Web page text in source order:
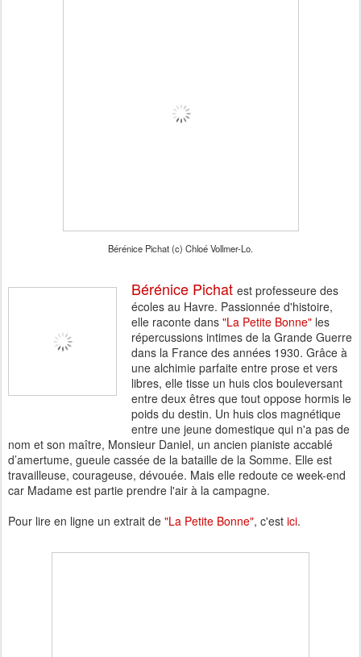
Bérénice Pichat (c) Chloé Vollmer-Lo.
Bérénice Pichat est professeure des
écoles au Havre. Passionnée d'histoire,
elle raconte dans "La Petite Bonne" les
répercussions intimes de la Grande Guerre
dans la France des années 1930. Grâce à
une alchimie parfaite entre prose et vers
libres, elle tisse un huis clos bouleversant
entre deux êtres que tout oppose hormis le
poids du destin. Un huis clos magnétique
entre une jeune domestique qui n'a pas de
nom et son maître, Monsieur Daniel, un ancien pianiste accablé
d’amertume, gueule cassée de la bataille de la Somme. Elle est
travailleuse, courageuse, dévouée. Mais elle redoute ce week-end
car Madame est partie prendre l'air à la campagne.
Pour lire en ligne un extrait de "La Petite Bonne", c'est ici.